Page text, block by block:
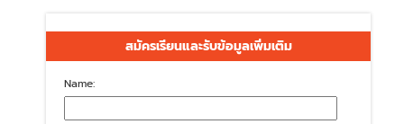
สมัครเรียนและรับข้อมูลเพิ่มเติม
Name: